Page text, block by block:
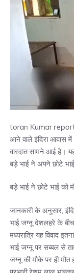
toran Kumar
आने वाले इंदिरा आवास में
वारदात सामने आई है।
बड़े भाई ने अपने छोटे
बड़े भाई ने छोटे भाई को
जानकारी के अनुसार,
भाई जग्नू देशलहरे के
मध्यरात्रि यह विवाद
भाई जग्नू पर सब्बल से
जग्नू की मौके पर ही मौत